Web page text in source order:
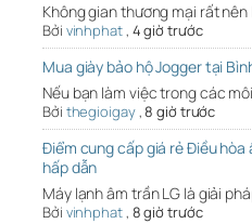
Không gian thương mại rất
Bởi vinhphat, 4 giờ trước
Mua giày bảo hộ Jogger tại
Nếu bạn làm việc trong các
Bởi thegioigay,8 giờ trước
Điểm cung cấp giá rẻ Điều hòa
hấp dẫn
Máy lạnh âm trần LG là giải
Bởi vinhphat, 8 giờ trước